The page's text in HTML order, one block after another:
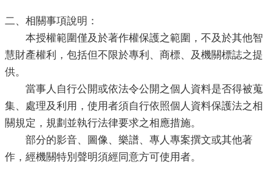
導
意
廣
便
民
務
二、相關事項說明：
本授權範圍僅及於著作權保護之範圍，不及於其他智
慧財產權利，包括但不限於專利、商標、及機關標誌之提
供。
當事人自行公開或依法令公開之個人資料是否得被蒐
集、處理及利用，使用者須自行依照個人資料保護法之相
關規定，規劃並執行法律要求之相應措施。
部分的影音、圖像、樂譜、專人專案撰文或其他著
作，經機關特別聲明須經同意方可使用者。